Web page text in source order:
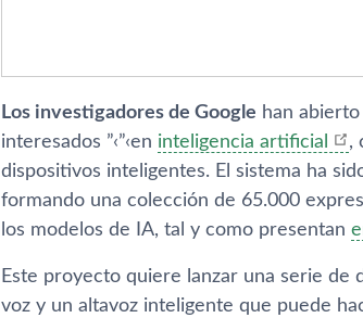
Los investigadores de Google han
interesados ”‹”‹en inteligencia artificial
,
dispositivos inteligentes. El sistema ha
formando una colección de 65.000
los modelos de IA, tal y como presentan
Este proyecto quiere lanzar una serie
voz y un altavoz inteligente que puede